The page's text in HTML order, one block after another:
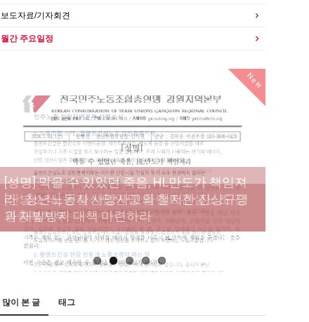
보도자료/기자회견
월간 주요일정
New
[성명] 막을 수 있었던 죽음, HL만도가 책임져
라 : 청년노동자 사망사고의 철저한 진상규명
과 재발방지 대책 마련하라
[산별소식] 건설산업연맹 플랜트건설노조 강
원충북지부
[강릉,속초,원주,춘천] 폭염감시단 사업 이모저
모
[조합원☆인터뷰] 서비스연맹 전국학교비정
규직노동조합 강원지부 김유미 춘천지회장
[본부소식] 강원지역 노동자 합창단 모임
많이 본 글 태그